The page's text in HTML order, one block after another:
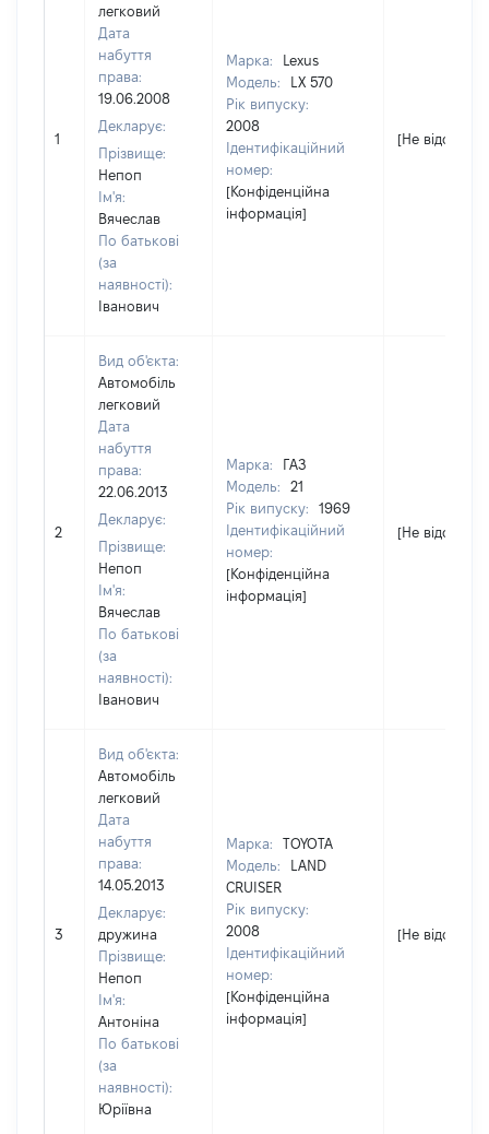
1
легковий
Дата
набуття
права:
19.06.2008
Декларує:
Прізвище:
Непоп
Ім'я:
Вячеслав
По батькові
(за
наявності):
Іванович
Марка:
Lexus
Модель:
LX 570
Рік випуску:
2008
Ідентифікаційний
номер:
[Конфіденційна
інформація]
[Не відомо]
2
Вид об'єкта:
Автомобіль
легковий
Дата
набуття
права:
22.06.2013
Декларує:
Прізвище:
Непоп
Ім'я:
Вячеслав
По батькові
(за
наявності):
Іванович
Марка:
ГАЗ
Модель:
21
Рік випуску:
1969
Ідентифікаційний
номер:
[Конфіденційна
інформація]
[Не відомо]
3
Вид об'єкта:
Автомобіль
легковий
Дата
набуття
права:
14.05.2013
Декларує:
дружина
Прізвище:
Непоп
Ім'я:
Антоніна
По батькові
(за
наявності):
Юріївна
Марка:
TOYOTA
Модель:
LAND
CRUISER
Рік випуску:
2008
Ідентифікаційний
номер:
[Конфіденційна
інформація]
[Не відомо]